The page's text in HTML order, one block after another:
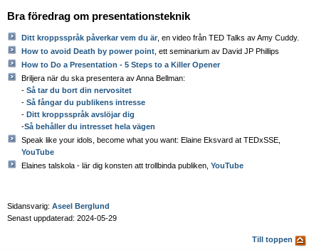
Bra föredrag om presentationsteknik
Ditt kroppsspråk påverkar vem du är , en video från TED Talks av Amy Cuddy.
How to avoid Death by power point , ett seminarium av David JP Phillips
How to Do a Presentation - 5 Steps to a Killer Opener
Briljera när du ska presentera av Anna Bellman:
- Så tar du bort din nervositet
- Så fångar du publikens intresse
- Ditt kroppsspråk avslöjar dig
-Så behåller du intresset hela vägen
Speak like your idols, become what you want: Elaine Eksvard at TEDxSSE,
YouTube
Elaines talskola - lär dig konsten att trollbinda publiken, YouTube
Sidansvarig: Aseel Berglund
Senast uppdaterad: 2024-05-29
Till toppen